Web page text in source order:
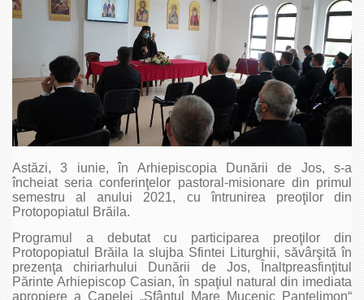
Astăzi, 3 iunie, în Arhiepiscopia Dunării de Jos, s-a
încheiat seria conferinţelor pastoral-misionare din primul
semestru al anului 2021, cu întrunirea preoţilor din
Protopopiatul Brăila.
Programul a debutat cu participarea preoţilor din
Protopopiatul Brăila la slujba Sfintei Liturghii, săvârşită în
prezenţa chiriarhului Dunării de Jos, Înaltpreasfinţitul
Părinte Arhiepiscop Casian, în spaţiul natural din imediata
apropiere a Capelei „Sfântul Mare Mucenic Pantelimon“